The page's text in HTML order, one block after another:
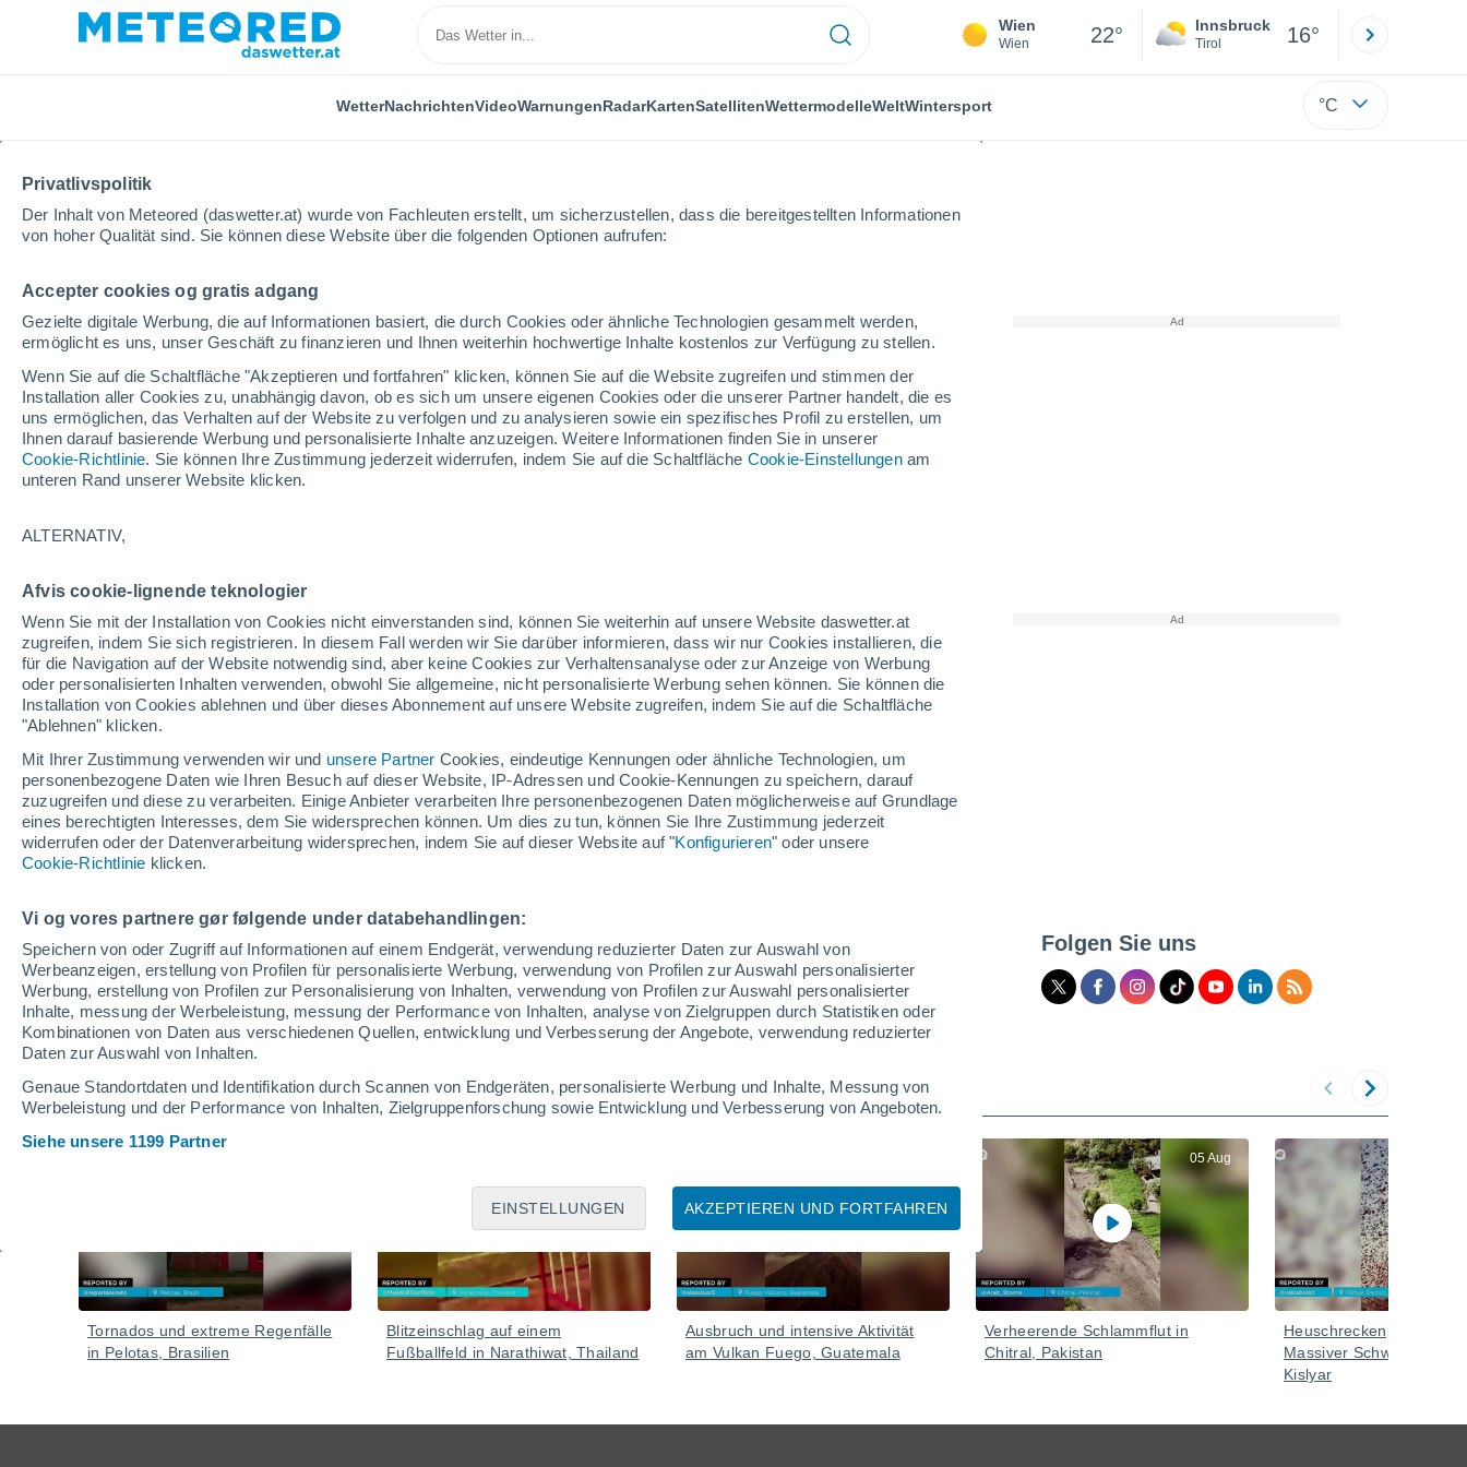
Privatlivspolitik
Der Inhalt von Meteored (daswetter.at) wurde von Fachleuten erstellt, um sicherzustellen, dass die bereitgestellten Informationen
von hoher Qualität sind. Sie können diese Website über die folgenden Optionen aufrufen:
Accepter cookies og gratis adgang
Gezielte digitale Werbung, die auf Informationen basiert, die durch Cookies oder ähnliche Technologien gesammelt werden,
ermöglicht es uns, unser Geschäft zu finanzieren und Ihnen weiterhin hochwertige Inhalte kostenlos zur Verfügung zu stellen.
Wenn Sie auf die Schaltfläche "Akzeptieren und fortfahren" klicken, können Sie auf die Website zugreifen und stimmen der
Installation aller Cookies zu, unabhängig davon, ob es sich um unsere eigenen Cookies oder die unserer Partner handelt, die es
uns ermöglichen, das Verhalten auf der Website zu verfolgen und zu analysieren sowie ein spezifisches Profil zu erstellen, um
Ihnen darauf basierende Werbung und personalisierte Inhalte anzuzeigen. Weitere Informationen finden Sie in unserer
Cookie-Richtlinie. Sie können Ihre Zustimmung jederzeit widerrufen, indem Sie auf die Schaltfläche Cookie-Einstellungenam
unteren Rand unserer Website klicken.
ALTERNATIV,
Afvis cookie-lignende teknologier
Wenn Sie mit der Installation von Cookies nicht einverstanden sind, können Sie weiterhin auf unsere Website daswetter.at
zugreifen, indem Sie sich registrieren. In diesem Fall werden wir Sie darüber informieren, dass wir nur Cookies installieren, die
für die Navigation auf der Website notwendig sind, aber keine Cookies zur Verhaltensanalyse oder zur Anzeige von Werbung
oder personalisierten Inhalten verwenden, obwohl Sie allgemeine, nicht personalisierte Werbung sehen können. Sie können die
Installation von Cookies ablehnen und über dieses Abonnement auf unsere Website zugreifen, indem Sie auf die Schaltfläche
"Ablehnen" klicken.
Mit Ihrer Zustimmung verwenden wir und unsere Partner Cookies, eindeutige Kennungen oder ähnliche Technologien, um
personenbezogene Daten wie Ihren Besuch auf dieser Website, IP-Adressen und Cookie-Kennungen zu speichern, darauf
zuzugreifen und diese zu verarbeiten. Einige Anbieter verarbeiten Ihre personenbezogenen Daten möglicherweise auf Grundlage
eines berechtigten Interesses, dem Sie widersprechen können. Um dies zu tun, können Sie Ihre Zustimmung jederzeit
widerrufen oder der Datenverarbeitung widersprechen, indem Sie auf dieser Website auf "Konfigurieren" oder unsere
Cookie-Richtlinie klicken.
Vi og vores partnere gør følgende under databehandlingen:
Speichern von oder Zugriff auf Informationen auf einem Endgerät, verwendung reduzierter Daten zur Auswahl von
Werbeanzeigen, erstellung von Profilen für personalisierte Werbung, verwendung von Profilen zur Auswahl personalisierter
Werbung, erstellung von Profilen zur Personalisierung von Inhalten, verwendung von Profilen zur Auswahl personalisierter
Inhalte, messung der Werbeleistung, messung der Performance von Inhalten, analyse von Zielgruppen durch Statistiken oder
Kombinationen von Daten aus verschiedenen Quellen, entwicklung und Verbesserung der Angebote, verwendung reduzierter
Daten zur Auswahl von Inhalten.
Genaue Standortdaten und Identifikation durch Scannen von Endgeräten, personalisierte Werbung und Inhalte, Messung von
Werbeleistung und der Performance von Inhalten, Zielgruppenforschung sowie Entwicklung und Verbesserung von Angeboten.
Siehe unsere 1199 Partner
AKZEPTIEREN UND FORTFAHREN
EINSTELLUNGEN
Wien
Wien 22° Innsbruck
Tirol 16°
WetterNachrichtenVideoWarnungenRadarKartenSatellitenWettermodelleWeltWintersport °C
Home Video In mehreren Regionen Portugals kam es zu sehr schweren Überschwemmungen.
In mehreren Regionen Portugals kam es zu sehr
schweren Überschwemmungen.
Überschwemmungen der Flüsse Vouga und Mondego haben in Zentralportugal zu vorsorglichen
Evakuierungen, Straßensperrungen und Schäden in landwirtschaftlichen Gebieten geführt. Die Behörden
bleiben aufgrund des gesättigten Bodens und der Gefahr weiterer Überschwemmungen bei anhaltenden
Starkregenfällen in Alarmbereitschaft.
Folgen Sie uns
Video
Tornados und extreme Regenfälle
in Pelotas, Brasilien
Blitzeinschlag auf einem
Fußballfeld in Narathiwat, Thailand
Ausbruch und intensive Aktivität
am Vulkan Fuego, Guatemala
05 Aug
Verheerende Schlammflut in
Chitral, Pakistan
Heuschreckenplage in
Massiver Schwarm im
Kislyar